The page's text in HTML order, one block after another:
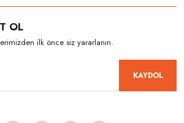
OL
ilk önce siz yararlanın.
KAYDOL